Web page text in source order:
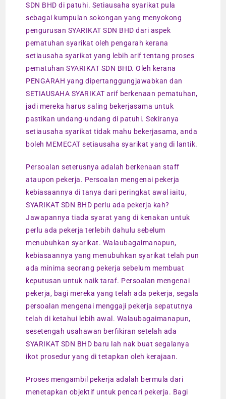
SDN BHD di patuhi. Setiausaha syarikat pula
sebagai kumpulan sokongan yang menyokong
pengurusan SYARIKAT SDN BHD dari aspek
pematuhan syarikat oleh pengarah kerana
setiausaha syarikat yang lebih arif tentang proses
pematuhan SYARIKAT SDN BHD. Oleh kerana
PENGARAH yang dipertanggungjawabkan dan
SETIAUSAHA SYARIKAT arif berkenaan pematuhan,
jadi mereka harus saling bekerjasama untuk
pastikan undang-undang di patuhi. Sekiranya
setiausaha syarikat tidak mahu bekerjasama, anda
boleh MEMECAT setiausaha syarikat yang di lantik.
Persoalan seterusnya adalah berkenaan staff
ataupon pekerja. Persoalan mengenai pekerja
kebiasaannya di tanya dari peringkat awal iaitu,
SYARIKAT SDN BHD perlu ada pekerja kah?
Jawapannya tiada syarat yang di kenakan untuk
perlu ada pekerja terlebih dahulu sebelum
menubuhkan syarikat. Walaubagaimanapun,
kebiasaannya yang menubuhkan syarikat telah pun
ada minima seorang pekerja sebelum membuat
keputusan untuk naik taraf. Persoalan mengenai
pekerja, bagi mereka yang telah ada pekerja, segala
persoalan mengenai menggaji pekerja sepatutnya
telah di ketahui lebih awal. Walaubagaimanapun,
sesetengah usahawan berfikiran setelah ada
SYARIKAT SDN BHD baru lah nak buat segalanya
ikot prosedur yang di tetapkan oleh kerajaan.
Proses mengambil pekerja adalah bermula dari
menetapkan objektif untuk pencari pekerja. Bagi